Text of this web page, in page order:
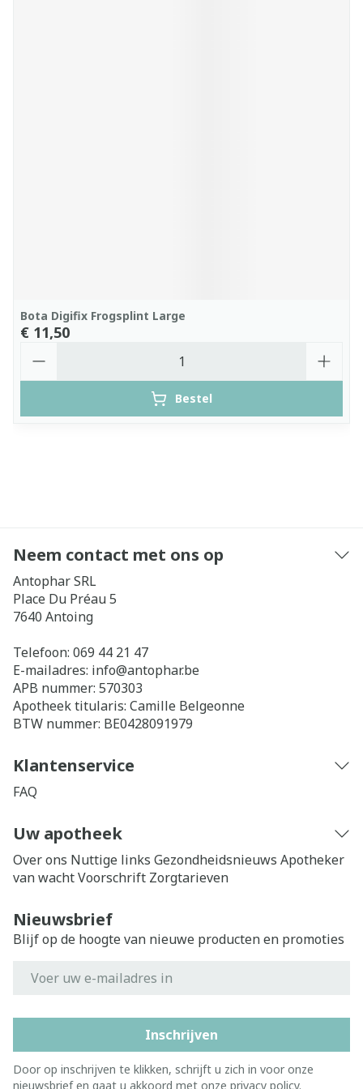
Bota Digifix Frogsplint Large
€ 11,50
Bestel
Neem contact met ons op
Antophar SRL
Place Du Préau 5
7640 Antoing
Telefoon: 069 44 21 47
E-mailadres: info@antophar.be
APB nummer: 570303
Apotheek titularis: Camille Belgeonne
BTW nummer: BE0428091979
Klantenservice
FAQ
Uw apotheek
Over ons Nuttige links Gezondheidsnieuws Apotheker
van wachtVoorschrift Zorgtarieven
Nieuwsbrief
Blijf op de hoogte van nieuwe producten en promoties
Inschrijven
Door op inschrijven te klikken, schrijft u zich in voor onze
nieuwsbrief en gaat u akkoord met onze privacy policy.